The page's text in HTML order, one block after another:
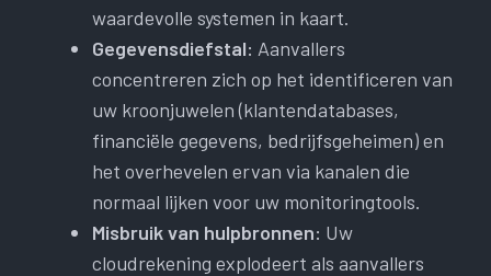
waardevolle systemen in kaart.
Gegevensdiefstal: Aanvallers
concentreren zich op het identificeren van
uw kroonjuwelen (klantendatabases,
financiële gegevens, bedrijfsgeheimen) en
het overhevelen ervan via kanalen die
normaal lijken voor uw monitoringtools.
Misbruik van hulpbronnen: Uw
cloudrekening explodeert als aanvallers